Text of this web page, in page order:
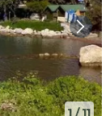
1 /11